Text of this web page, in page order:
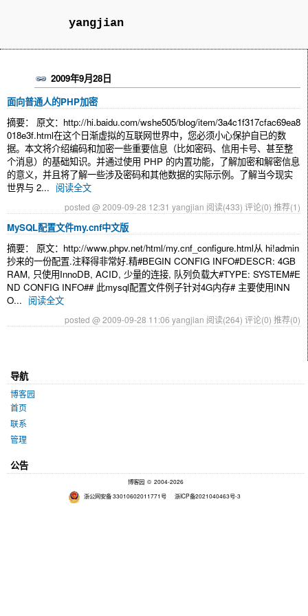
yangjian
2009年9月28日
面向普通人的PHP加密
摘要： 原文：http://hi.baidu.com/wshe505/blog/item/3a4c1f317cfac69ea8
018e3f.html在这个日渐虚拟的互联网世界中，您必须小心保护自已的数
据。本文将介绍编码和加密一些重要信息（比如密码、信用卡号、甚至整
个消息）的基础知识。并通过使用 PHP 的内置功能，了解加密和解密信息
的意义，并且将了解一些涉及密码和其他数据的实际示例。了解当今现实
世界与 2... 阅读全文
posted @ 2009-09-28 12:31 yangjian 阅读(433) 评论(0) 推荐(1)
MySQL配置文件my.cnf中文版
摘要： 原文：http://www.phpv.net/html/my.cnf_configure.html从 hi!admin
抄来的一份配置.注释得非常好.精#BEGIN CONFIG INFO#DESCR: 4GB
RAM, 只使用InnoDB, ACID, 少量的连接, 队列负载大#TYPE: SYSTEM#E
ND CONFIG INFO## 此mysql配置文件例子针对4G内存# 主要使用INN
O... 阅读全文
posted @ 2009-09-28 11:06 yangjian 阅读(264) 评论(0) 推荐(0)
导航
博客园
首页
联系
管理
公告
博客园 © 2004-2026
浙公网安备 33010602011771号
浙ICP备2021040463号-3